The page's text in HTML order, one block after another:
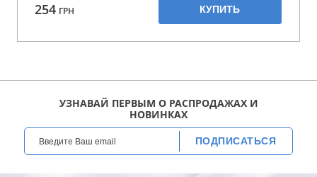
254 ГРН КУПИТЬ
УЗНАВАЙ ПЕРВЫМ О РАСПРОДАЖАХ И
НОВИНКАХ
ПОДПИСАТЬСЯ